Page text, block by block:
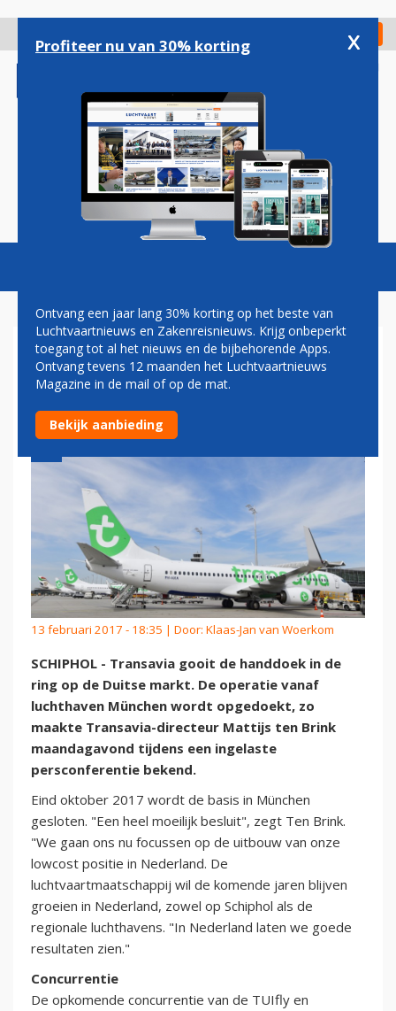
gaan
Check in
Magazine Podcasts Vacatures
TRANSAVIA DOEKT OPERATIE
IN MÜNCHEN OP
13 februari 2017 - 18:35 | Door: Klaas-Jan van Woerkom
SCHIPHOL - Transavia gooit de handdoek in de
ring op de Duitse markt. De operatie vanaf
luchthaven München wordt opgedoekt, zo
maakte Transavia-directeur Mattijs ten Brink
maandagavond tijdens een ingelaste
persconferentie bekend.
Eind oktober 2017 wordt de basis in München
gesloten. "Een heel moeilijk besluit", zegt Ten Brink.
"We gaan ons nu focussen op de uitbouw van onze
lowcost positie in Nederland. De
luchtvaartmaatschappij wil de komende jaren blijven
groeien in Nederland, zowel op Schiphol als de
regionale luchthavens. "In Nederland laten we goede
resultaten zien."
Concurrentie
De opkomende concurrentie van de TUIfly en
Profiteer nu van 30% korting x
Ontvang een jaar lang 30% korting op het beste van
Luchtvaartnieuws en Zakenreisnieuws. Krijg onbeperkt
toegang tot al het nieuws en de bijbehorende Apps.
Ontvang tevens 12 maanden het Luchtvaartnieuws
Magazine in de mail of op de mat.
Bekijk aanbieding